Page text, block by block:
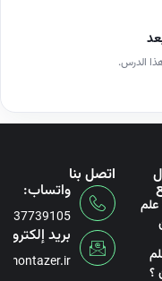
الدرس.
؟
اتصل بنا
واتساب:
بريد